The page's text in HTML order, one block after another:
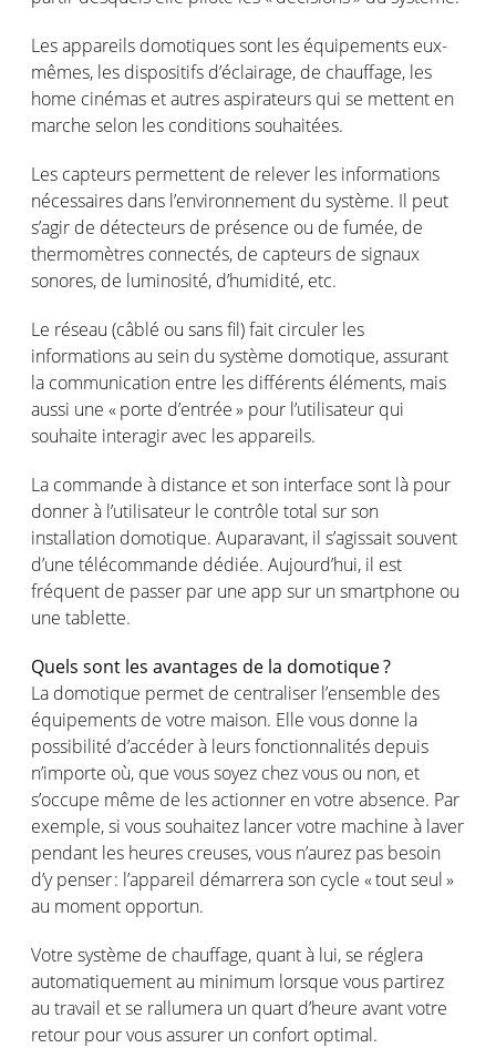
Lesappareils domotiquessont les équipements eux-
mêmes, les dispositifs d’éclairage, de chauffage, les
home cinémas etautresaspirateurs qui se mettent en
marche selon les conditionssouhaitées.
Les capteurs permettent de relever les informations
nécessaires dans l’environnement du système. Il peut
s’agir de détecteurs de présence ou de fumée, de
thermomètres connectés, de capteurs de signaux
sonores, de luminosité, d’humidité, etc.
Le réseau (câblé ou sans fil) fait circuler les
informationsau sein du système domotique,assurant
la communication entre les différents éléments, mais
aussi une «porte d’entrée» pour l’utilisateur qui
souhaite interagiravec lesappareils.
La commande à distance et son interface sont là pour
donner à l’utilisateur le contrôle total sur son
installation domotique. Auparavant, il s’agissaitsouvent
d’une télécommande dédiée. Aujourd’hui, il est
fréquent de passer par une app sur un smartphone ou
une tablette.
Quels sont les avantages de la domotique?
La domotique permet de centraliser l’ensemble des
équipements de votre maison. Elle vous donne la
possibilité d’accéderà leursfonctionnalités depuis
n’importe où, que voussoyez chezvous ou non, et
s’occupe même de lesactionner envotre absence. Par
exemple,si voussouhaitez lancervotre machine à laver
pendant les heures creuses,vous n’aurez pas besoin
d’y penser: l’appareil démarrerason cycle « tout seul »
au moment opportun.
Votre système de chauffage, quant à lui, se réglera
automatiquementau minimum lorsque vous partirez
au travail et se rallumera un quart d’heure avantvotre
retour pourvousassurer un confort optimal.